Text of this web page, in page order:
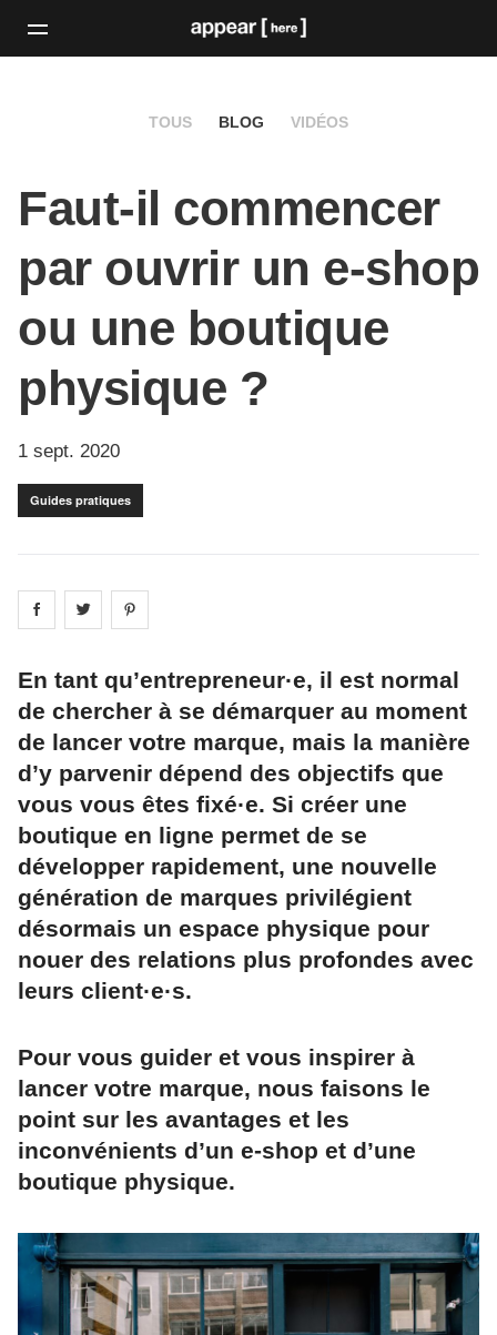
TOUS BLOG VIDÉOS
Faut-il commencer
par ouvrir un e-shop
ou une boutique
physique ?
1 sept. 2020
Guides pratiques
Share on facebook
Share on
En tant qu’entrepreneur·e, il est normal
de chercher à se démarquer au moment
de lancer votre marque, mais la manière
d’y parvenir dépend des objectifs que
vous vous êtes fixé·e. Si créer une
boutique en ligne permet de se
développer rapidement, une nouvelle
génération de marques privilégient
désormais un espace physique pour
nouer des relations plus profondes avec
leurs client·e·s.
Pour vous guider et vous inspirer à
lancer votre marque, nous faisons le
point sur les avantages et les
inconvénients d’un e-shop et d’une
boutique physique.